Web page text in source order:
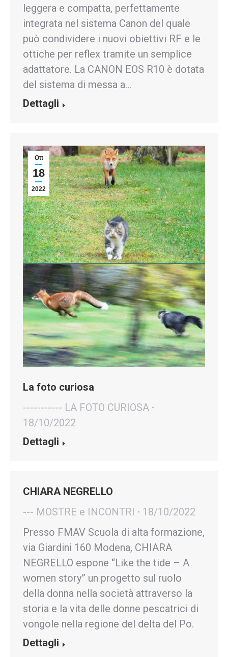
leggera e compatta, perfettamente
integrata nel sistema Canon del quale
può condividere i nuovi obiettivi RF e le
ottiche per reflex tramite un semplice
adattatore. La CANON EOS R10 è dotata
del sistema di messa a…
Dettagli
Ott
18
2022
La foto curiosa
----------- LA FOTO CURIOSA
18/10/2022
Dettagli
CHIARA NEGRELLO
--- MOSTRE e INCONTRI
18/10/2022
Presso FMAV Scuola di alta formazione,
via Giardini 160 Modena, CHIARA
NEGRELLO espone “Like the tide – A
women story” un progetto sul ruolo
della donna nella società attraverso la
storia e la vita delle donne pescatrici di
vongole nella regione del delta del Po.
Dettagli